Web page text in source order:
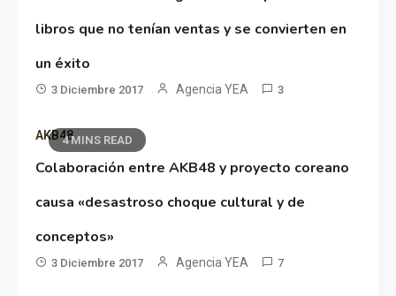
libros que no tenían ventas y se convierten en
un éxito
3 Diciembre 2017 Agencia YEA 3
4 MINS READ
AKB48
Colaboración entre AKB48 y proyecto coreano
causa «desastroso choque cultural y de
conceptos»
3 Diciembre 2017 Agencia YEA 7